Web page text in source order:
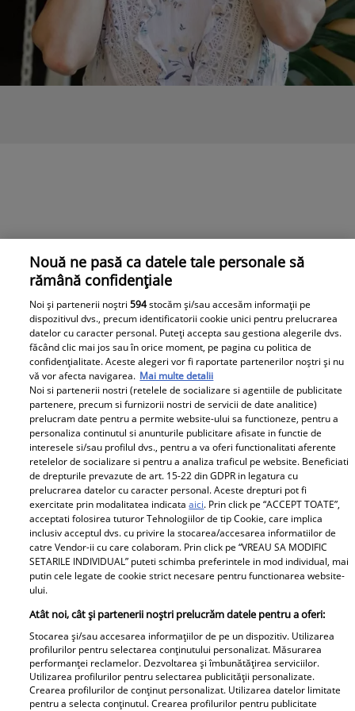
Tily Niculae a născut un băiețel. Ce nume va primi cel
de-al doilea copil al vedetei
Tily Niculae, actrița din celebrul serial ‘La Bloc’ a născut,
joi, 26 martie, un băiat perfect sănătos.
Parteneri
Tânărul din poză e azi
unul dintre cei mai
cunoscuți români! Uită-
„Am cancer la sân. Am
intrat în metastază”.
Alina Pușcău, mesaj
Nouă ne pasă ca datele tale personale să
rămână confidențiale
Noi și partenerii noștri594stocăm și/sau accesăm informații pe
dispozitivul dvs., precum identificatorii cookie unici pentru prelucrarea
datelor cu caracter personal. Puteți accepta sau gestiona alegerile dvs.
făcând clic mai jos sau în orice moment, pe pagina cu politica de
confidențialitate. Aceste alegeri vor fi raportate partenerilor noștri și nu
vă vor afecta navigarea. Mai multe detalii
Noi si partenerii nostri (retelele de socializare si agentiile de publicitate
partenere, precum si furnizorii nostri de servicii de date analitice)
prelucram date pentru a permite website-ului sa functioneze, pentru a
personaliza continutul si anunturile publicitare afisate in functie de
interesele si/sau profilul dvs., pentru a va oferi functionalitati aferente
retelelor de socializare si pentru a analiza traficul pe website. Beneficiati
de drepturile prevazute de art. 15-22 din GDPR in legatura cu
prelucrarea datelor cu caracter personal. Aceste drepturi pot fi
exercitate prin modalitatea indicataaici. Prin click pe “ACCEPT TOATE”,
acceptati folosirea tuturor Tehnologiilor de tip Cookie, care implica
inclusiv acceptul dvs. cu privire la stocarea/accesarea informatiilor de
catre Vendor-ii cu care colaboram. Prin click pe “VREAU SA MODIFIC
SETARILE INDIVIDUAL” puteti schimba preferintele in mod individual, mai
putin cele legate de cookie strict necesare pentru functionarea website-
ului.
Atât noi, cât și partenerii noștri prelucrăm datele pentru a oferi:
Stocarea și/sau accesarea informațiilor de pe un dispozitiv. Utilizarea
profilurilor pentru selectarea conținutului personalizat. Măsurarea
performanței reclamelor. Dezvoltarea și îmbunătățirea serviciilor.
Utilizarea profilurilor pentru selectarea publicității personalizate.
Crearea profilurilor de conținut personalizat. Utilizarea datelor limitate
pentru a selecta conținutul. Crearea profilurilor pentru publicitate